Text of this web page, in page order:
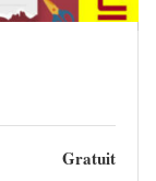
Gratuit